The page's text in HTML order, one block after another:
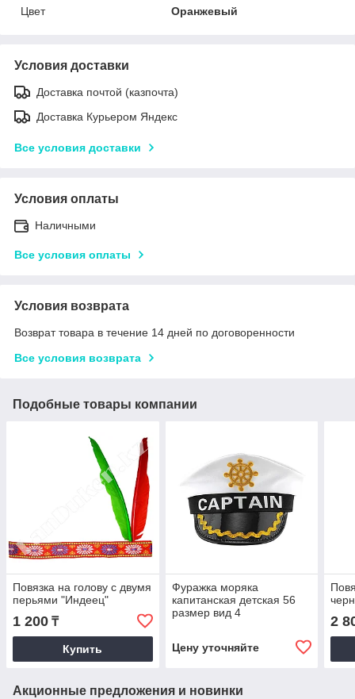
Цвет
Оранжевый
Условия доставки
Доставка почтой (казпочта)
Доставка Курьером Яндекс
Все условия доставки
Условия оплаты
Наличными
Все условия оплаты
Условия возврата
Возврат товара в течение 14 дней по договоренности
Все условия возврата
Подобные товары компании
Повязка на голову с двумя
перьями "Индеец"
1 200 ₸
Купить
Фуражка моряка
капитанская детская 56
размер вид 4
Цену уточняйте
2
Акционные предложения и новинки